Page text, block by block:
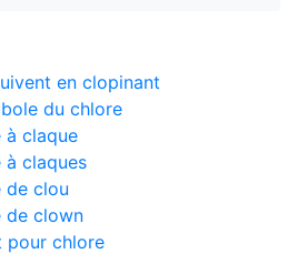
en clopinant
du chlore
à claque
à claques
de clou
de clown
pour chlore